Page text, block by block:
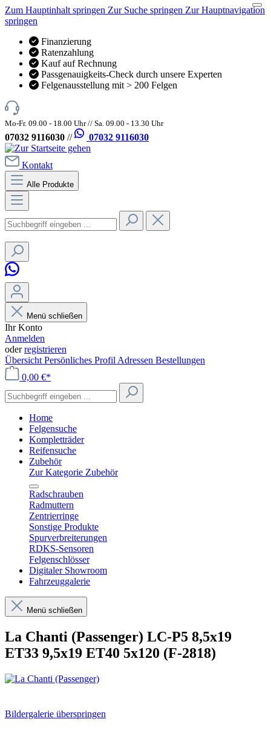
Zum Hauptinhalt springen Zur Suche springen Zur Hauptnavigation
springen
Finanzierung
Ratenzahlung
Kauf auf Rechnung
Passgenauigkeits-Check durch unsere Experten
Felgenausstellung mit > 200 Felgen
Mo-Fr. 09.00 - 18.00 Uhr // Sa. 09.00 - 13.30 Uhr
07032 9116030 // 07032 9116030
Kontakt
Alle Produkte
Menü schließen
Ihr Konto
Anmelden
oderregistrieren
Übersicht Persönliches Profil Adressen Bestellungen
0,00 €*
Home
Felgensuche
Kompletträder
Reifensuche
Zubehör
Zur Kategorie Zubehör
Radschrauben
Radmuttern
Zentrierringe
Sonstige Produkte
Spurverbreiterungen
RDKS-Sensoren
Felgenschlösser
Digitaler Showroom
Fahrzeuggalerie
Menü schließen
La Chanti (Passenger) LC-P5 8,5x19
ET33 9,5x19 ET40 5x120 (F-2818)
Bildergalerie überspringen